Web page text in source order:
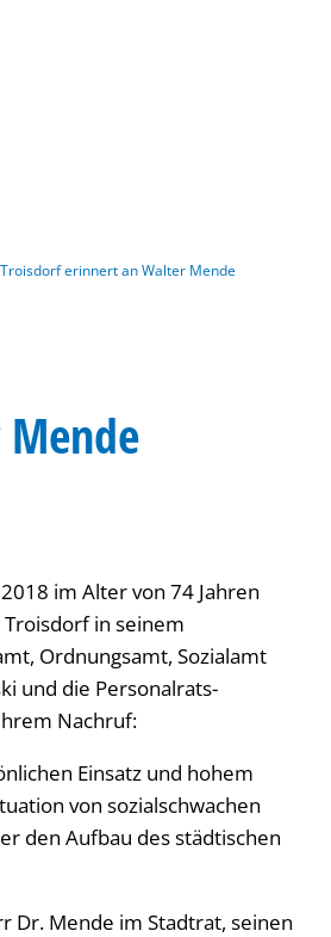
erinnert an Walter Mende
im Alter von 74 Jahren
in seinem
Ordnungsamt, Sozialamt
und die Personalrats-
Nachruf:
Einsatz und hohem
von sozialschwachen
den Aufbau des städtischen
Dr. Mende im Stadtrat, seinen